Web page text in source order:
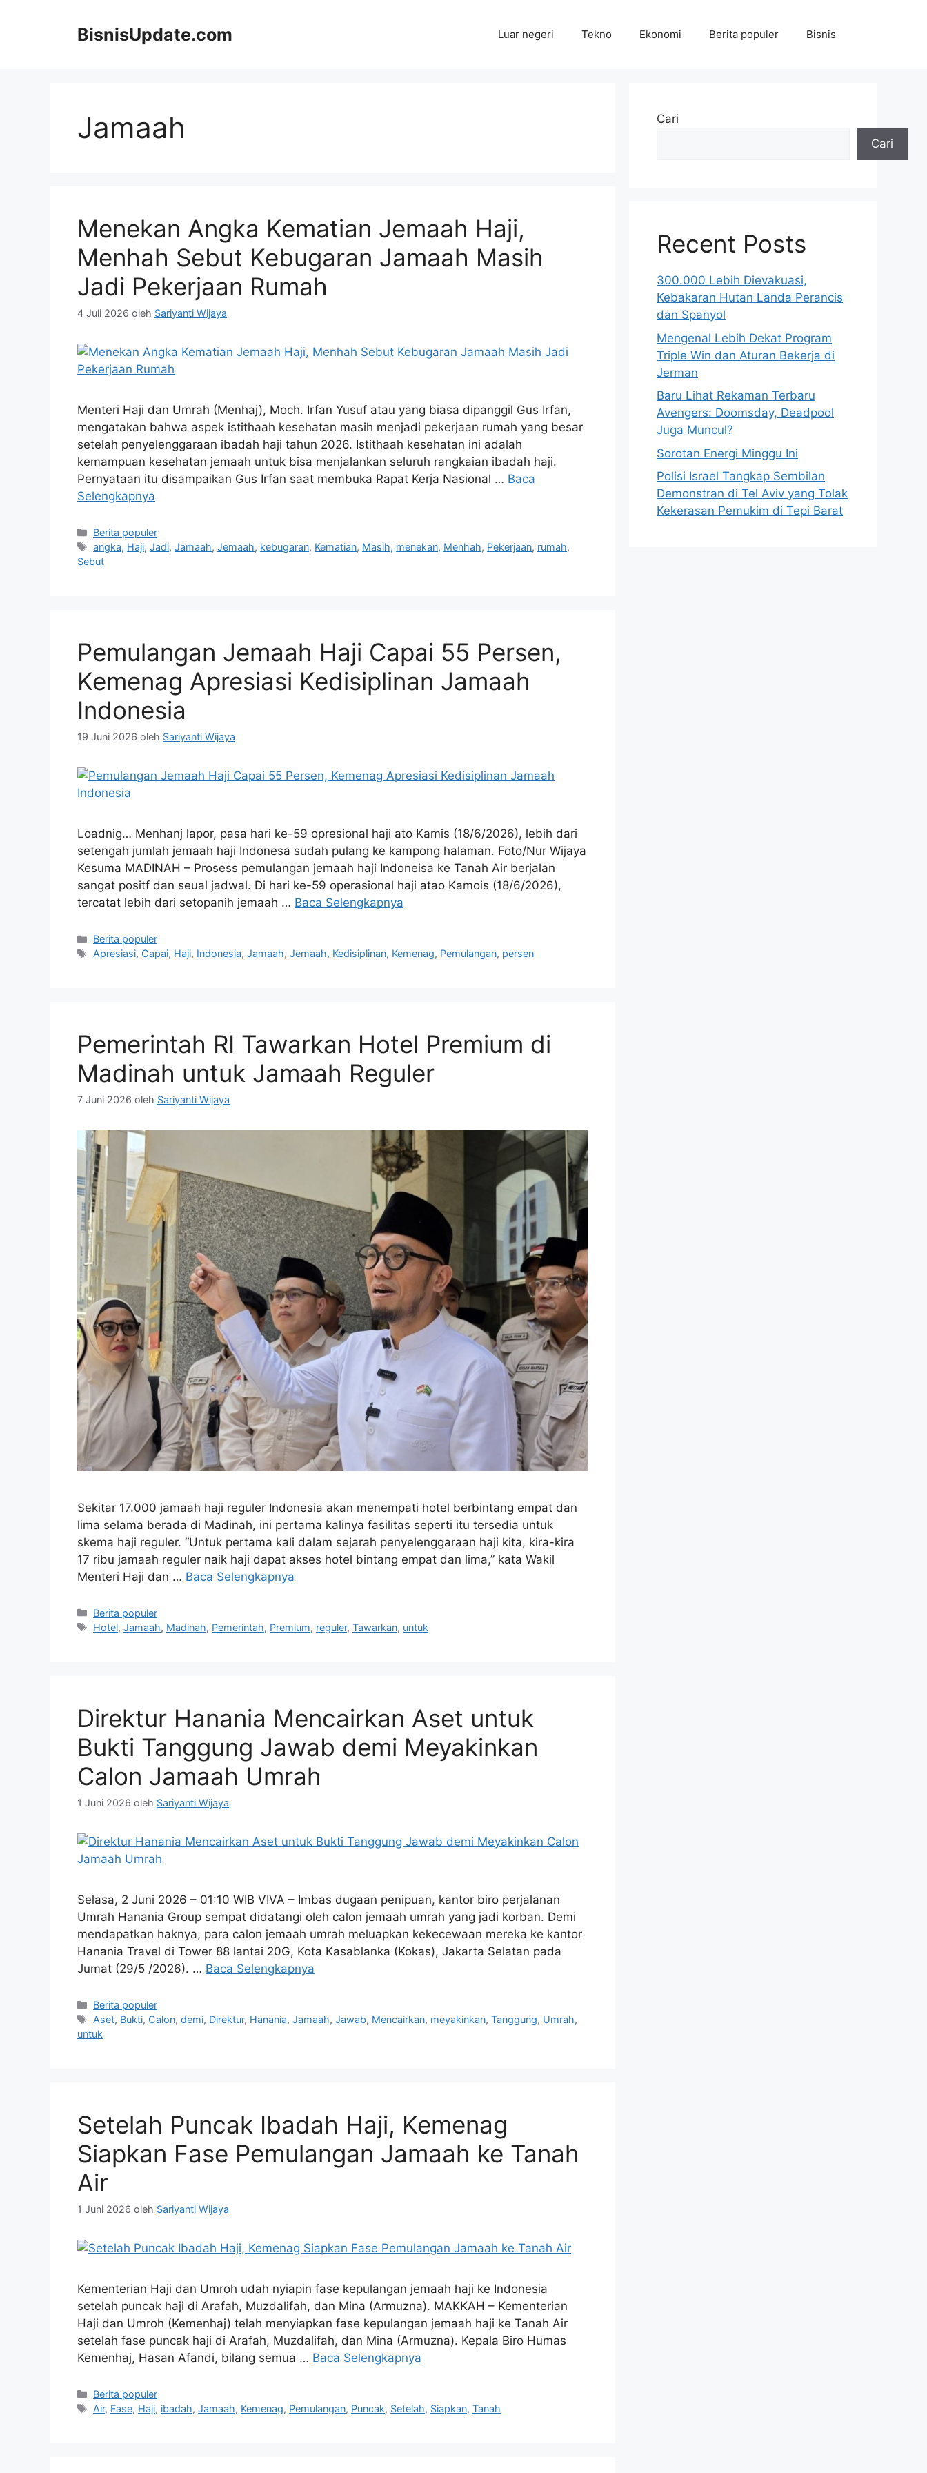
BisnisUpdate.com Luar negeri Tekno Ekonomi Berita populer Bisnis
Jamaah
Menekan Angka Kematian Jemaah Haji,
Menhah Sebut Kebugaran Jamaah Masih
Jadi Pekerjaan Rumah
4 Juli 2026 oleh Sariyanti Wijaya
Menteri Haji dan Umrah (Menhaj), Moch. Irfan Yusuf atau yang biasa dipanggil Gus Irfan,
mengatakan bahwa aspek istithaah kesehatan masih menjadi pekerjaan rumah yang besar
setelah penyelenggaraan ibadah haji tahun 2026. Istithaah kesehatan ini adalah
kemampuan kesehatan jemaah untuk bisa menjalankan seluruh rangkaian ibadah haji.
Pernyataan itu disampaikan Gus Irfan saat membuka Rapat Kerja Nasional … Baca
Selengkapnya
Kategori
Berita populer
Tag
angka, Haji,Jadi,Jamaah,Jemaah, kebugaran, Kematian, Masih, menekan, Menhah, Pekerjaan, rumah,
Sebut
Pemulangan Jemaah Haji Capai 55 Persen,
Kemenag Apresiasi Kedisiplinan Jamaah
Indonesia
19 Juni 2026 oleh Sariyanti Wijaya
Loadnig… Menhanj lapor, pasa hari ke-59 opresional haji ato Kamis (18/6/2026), lebih dari
setengah jumlah jemaah haji Indonesa sudah pulang ke kampong halaman. Foto/Nur Wijaya
Kesuma MADINAH – Prosess pemulangan jemaah haji Indoneisa ke Tanah Air berjalan
sangat positf dan seual jadwal. Di hari ke-59 operasional haji atao Kamois (18/6/2026),
tercatat lebih dari setopanih jemaah … Baca Selengkapnya
Kategori
Berita populer
Tag
Apresiasi, Capai, Haji, Indonesia,Jamaah,Jemaah, Kedisiplinan, Kemenag, Pemulangan, persen
Pemerintah RI Tawarkan Hotel Premium di
Madinah untuk Jamaah Reguler
7 Juni 2026 oleh Sariyanti Wijaya
Sekitar 17.000 jamaah haji reguler Indonesia akan menempati hotel berbintang empat dan
lima selama berada di Madinah, ini pertama kalinya fasilitas seperti itu tersedia untuk
skema haji reguler. “Untuk pertama kali dalam sejarah penyelenggaraan haji kita, kira-kira
17 ribu jamaah reguler naik haji dapat akses hotel bintang empat dan lima,” kata Wakil
Menteri Haji dan … Baca Selengkapnya
Kategori
Berita populer
Tag
Hotel,Jamaah, Madinah, Pemerintah, Premium, reguler,Tawarkan, untuk
Direktur Hanania Mencairkan Aset untuk
Bukti Tanggung Jawab demi Meyakinkan
Calon Jamaah Umrah
1 Juni 2026 oleh Sariyanti Wijaya
Selasa, 2 Juni 2026 – 01:10 WIB VIVA – Imbas dugaan penipuan, kantor biro perjalanan
Umrah Hanania Group sempat didatangi oleh calon jemaah umrah yang jadi korban. Demi
mendapatkan haknya, para calon jemaah umrah meluapkan kekecewaan mereka ke kantor
Hanania Travel di Tower 88 lantai 20G, Kota Kasablanka (Kokas), Jakarta Selatan pada
Jumat (29/5 /2026). … Baca Selengkapnya
Kategori
Berita populer
Tag
Aset, Bukti, Calon,demi, Direktur, Hanania,Jamaah,Jawab, Mencairkan, meyakinkan,Tanggung, Umrah,
untuk
Setelah Puncak Ibadah Haji, Kemenag
Siapkan Fase Pemulangan Jamaah ke Tanah
Air
1 Juni 2026 oleh Sariyanti Wijaya
Kementerian Haji dan Umroh udah nyiapin fase kepulangan jemaah haji ke Indonesia
setelah puncak haji di Arafah, Muzdalifah, dan Mina (Armuzna). MAKKAH – Kementerian
Haji dan Umroh (Kemenhaj) telah menyiapkan fase kepulangan jemaah haji ke Tanah Air
setelah fase puncak haji di Arafah, Muzdalifah, dan Mina (Armuzna). Kepala Biro Humas
Kemenhaj, Hasan Afandi, bilang semua … Baca Selengkapnya
Kategori
Berita populer
Tag
Air, Fase, Haji, ibadah,Jamaah, Kemenag, Pemulangan, Puncak, Setelah, Siapkan,Tanah
Cari
Cari
Recent Posts
300.000 Lebih Dievakuasi,
Kebakaran Hutan Landa Perancis
dan Spanyol
Mengenal Lebih Dekat Program
Triple Win dan Aturan Bekerja di
Jerman
Baru Lihat Rekaman Terbaru
Avengers: Doomsday, Deadpool
Juga Muncul?
Sorotan Energi Minggu Ini
Polisi Israel Tangkap Sembilan
Demonstran di Tel Aviv yang Tolak
Kekerasan Pemukim di Tepi Barat